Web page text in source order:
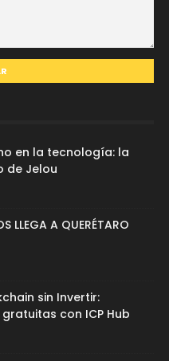
en la tecnología: la
de Jelou
LLEGA A QUERÉTARO
sin Invertir:
con ICP Hub